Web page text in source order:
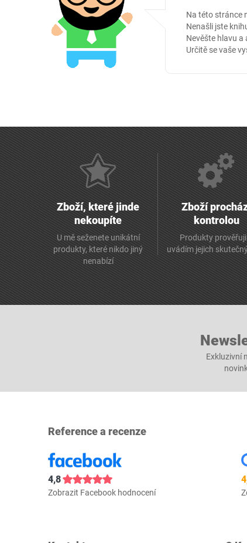
Na této stránce
Nenašli jste
Nevěšte hlavu
Určitě se vaše
Zboží, které jinde
nekoupíte
U mě seženete unikátní
produkty, které nikdo jiný
nenabízí
Zboží
kontrolou
Produkty
uvádím jejich
Exkluzivní
Reference a recenze
4,8
Zobrazit Facebook hodnocení